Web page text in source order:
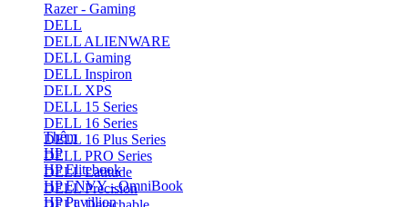
Razer - Gaming
DELL
DELL ALIENWARE
DELL Gaming
DELL Inspiron
DELL XPS
DELL 15 Series
DELL 16 Series
DELL 16 Plus Series
DELL PRO Series
DELL Latitude
DELL Precision
Thêm
HP
HP Elitebook
HP ENVY - OmniBook
HP Pavillion